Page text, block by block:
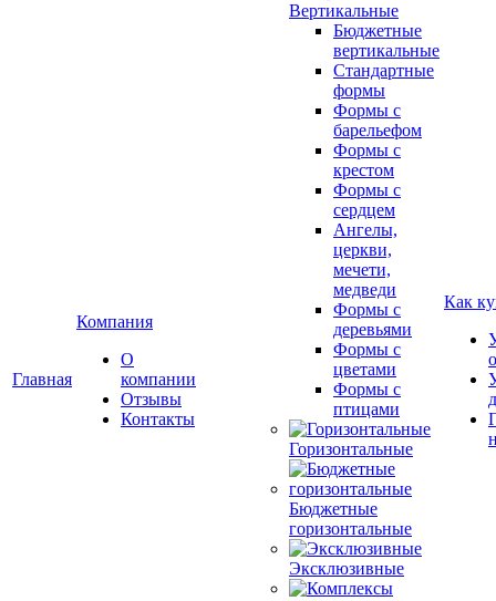
Главная
Компания
О
компании
Отзывы
Контакты
Вертикальные
Бюджетные
вертикальные
Стандартные
формы
Формы с
барельефом
Формы с
крестом
Формы с
сердцем
Ангелы,
церкви,
мечети,
медведи
Формы с
деревьями
Формы с
цветами
Формы с
птицами
Горизонтальные
Бюджетные
горизонтальные
Эксклюзивные
Как